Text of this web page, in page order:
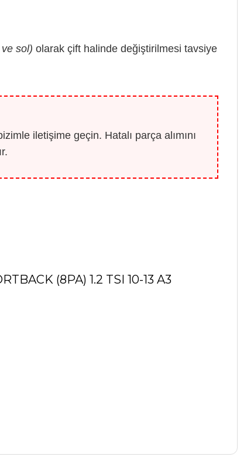
sol) olarak çift halinde değiştirilmesi tavsiye
iletişime geçin. Hatalı parça alımını
(8PA) 1.2 TSI 10-13 A3